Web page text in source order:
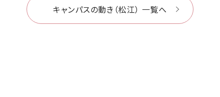
キャンパスの動き（松江） 一覧へ